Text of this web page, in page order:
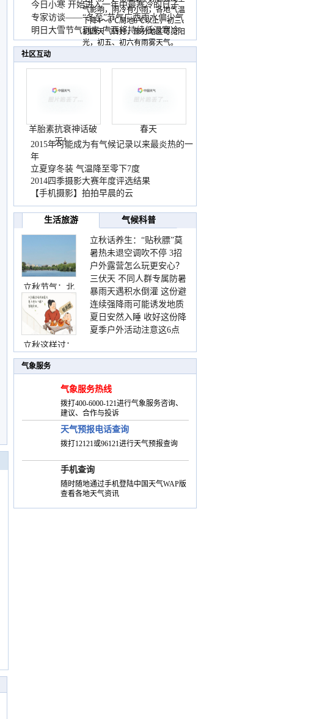
气影响，阴冷有小雨，各地气温
下降4～6℃局地8℃以上，初三、
初四天气转好，部分地区可见阳
光，初五、初六有雨雾天气。
今日小寒 开始进入一年中最寒冷的日子
专家访谈——“冬至”节气广西雨水偏少气
温低
明日大雪节气到来 广西将持续低温寒冷
天气
社区互动
羊胎素抗衰神话破
灭！
春天
2015年可能成为有气候记录以来最炎热的一
年
立夏穿冬装 气温降至零下7度
2014四季摄影大赛年度评选结果
【手机摄影】拍拍早晨的云
生活旅游 气候科普
立秋节气：北
立秋这样过：
立秋话养生：“贴秋膘”莫
着急 先清暑再防燥
暑热未退空调吹不停 3招
护住肩颈不酸痛
户外露营怎么玩更安心？
这份攻略请收好
三伏天 不同人群专属防暑
要点请收好
暴雨天遇积水倒灌 这份避
险提示请收好
连续强降雨可能诱发地质
灾害 这些前兆要知道
夏日安然入睡 收好这份降
温小贴士
夏季户外活动注意这6点
气象服务
气象服务热线
拨打400-6000-121进行气象服务咨询、
建议、合作与投诉
天气预报电话查询
拨打12121或96121进行天气预报查询
手机查询
随时随地通过手机登陆中国天气WAP版
查看各地天气资讯